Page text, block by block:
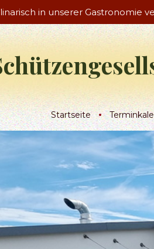
in unserer Gastronomie
Startseite